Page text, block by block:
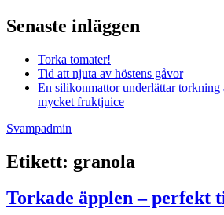
Senaste inläggen
Torka tomater!
Tid att njuta av höstens gåvor
En silikonmattor underlättar torkning
mycket fruktjuice
Svampadmin
Etikett: granola
Torkade äpplen – perfekt